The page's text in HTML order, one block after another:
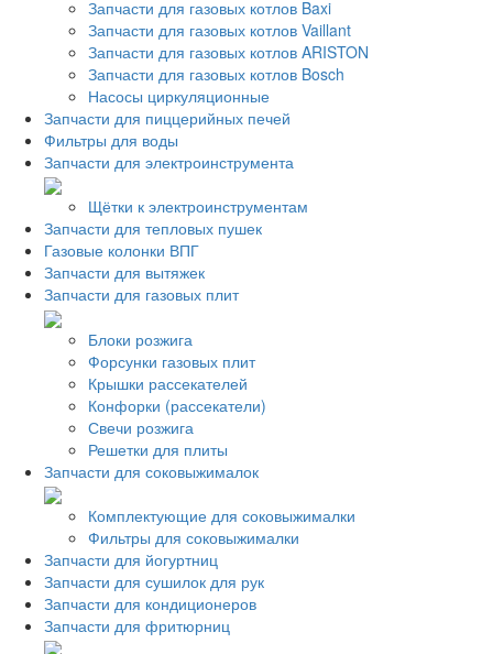
Запчасти для газовых котлов Baxi
Запчасти для газовых котлов Vaillant
Запчасти для газовых котлов ARISTON
Запчасти для газовых котлов Bosch
Насосы циркуляционные
Запчасти для пиццерийных печей
Фильтры для воды
Запчасти для электроинструмента
Щётки к электроинструментам
Запчасти для тепловых пушек
Газовые колонки ВПГ
Запчасти для вытяжек
Запчасти для газовых плит
Блоки розжига
Форсунки газовых плит
Крышки рассекателей
Конфорки (рассекатели)
Свечи розжига
Решетки для плиты
Запчасти для соковыжималок
Комплектующие для соковыжималки
Фильтры для соковыжималки
Запчасти для йогуртниц
Запчасти для сушилок для рук
Запчасти для кондиционеров
Запчасти для фритюрниц